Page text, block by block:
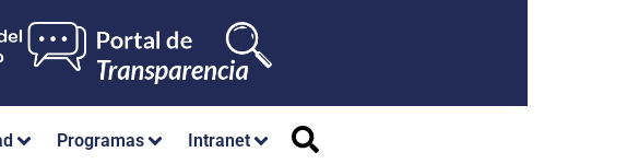
Programas Intranet